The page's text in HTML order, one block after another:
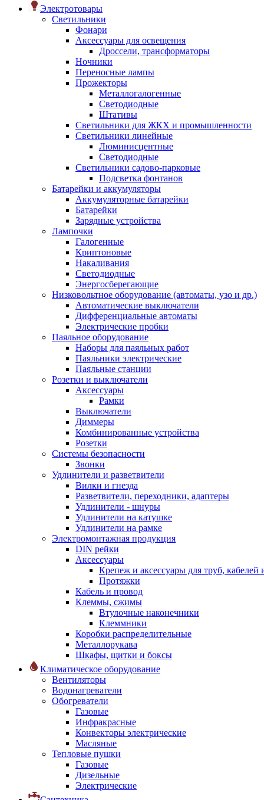
Электротовары
Светильники
Фонари
Аксессуары для освещения
Дроссели, трансформаторы
Ночники
Переносные лампы
Прожекторы
Металлогалогенные
Светодиодные
Штативы
Светильники для ЖКХ и промышленности
Светильники линейные
Люминисцентные
Светодиодные
Светильники садово-парковые
Подсветка фонтанов
Батарейки и аккумуляторы
Аккумуляторные батарейки
Батарейки
Зарядные устройства
Лампочки
Галогенные
Криптоновые
Накаливания
Светодиодные
Энергосберегающие
Низковольтное оборудование (автоматы, узо и др.)
Автоматические выключатели
Дифференциальные автоматы
Электрические пробки
Паяльное оборудование
Наборы для паяльных работ
Паяльники электрические
Паяльные станции
Розетки и выключатели
Аксессуары
Рамки
Выключатели
Диммеры
Комбинированные устройства
Розетки
Системы безопасности
Звонки
Удлинители и разветвители
Вилки и гнезда
Разветвители, переходники, адаптеры
Удлинители - шнуры
Удлинители на катушке
Удлинители на рамке
Электромонтажная продукция
DIN рейки
Аксессуары
Крепеж и аксессуары для труб, кабелей
Протяжки
Кабель и провод
Клеммы, сжимы
Втулочные наконечники
Клеммники
Коробки распределительные
Металлорукава
Шкафы, щитки и боксы
Климатическое оборудование
Вентиляторы
Водонагреватели
Обогреватели
Газовые
Инфракрасные
Конвекторы электрические
Масляные
Тепловые пушки
Газовые
Дизельные
Электрические